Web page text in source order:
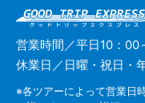
営業時間／平日10：00
休業日／日曜・祝日・
※各ツアーによって営業日